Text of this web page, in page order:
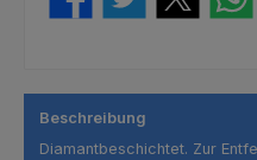
Beschreibung
Diamantbeschichtet. Zur